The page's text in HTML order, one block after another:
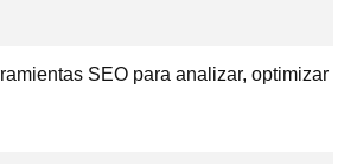
SEO para analizar, optimizar